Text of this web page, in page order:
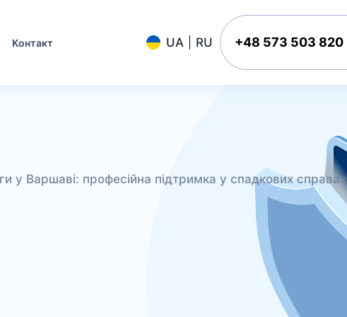
Контакт +48 573 503 820
у Варшаві: професійна підтримка у спадкових справах